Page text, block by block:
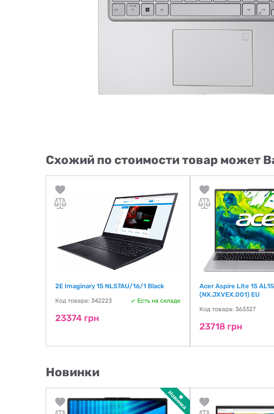
Схожий по стоимости товар может
2E Imaginary 15 NL57AU/16/1 Black
Код товара: 342223 Есть на складе
23374 грн
Acer Aspire Lite 15
(NX.JXVEX.001) EU
Код товара: 363327
23718 грн
Новинки